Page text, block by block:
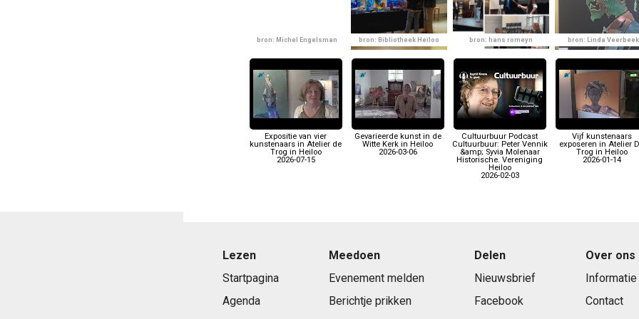
bron: Michel Engelsman bron: Bibliotheek Heiloo bron: hans romeyn bron: Linda Veerbeek
Expositie van vier
kunstenaars in Atelier de
Trog in Heiloo
2026-07-15
Gevarieerde kunst in de
Witte Kerk in Heiloo
2026-03-06
Cultuurbuur Podcast
Cultuurbuur: Peter Vennik
&amp; Syvia Molenaar
Historische. Vereniging
Heiloo
2026-02-03
Vijf kunstenaars
exposeren in Atelier
Trog in Heiloo
2026-01-14
Lezen
Startpagina
Agenda
Meedoen
Evenement melden
Berichtje prikken
Delen
Nieuwsbrief
Facebook
Over ons
Informatie
Contact